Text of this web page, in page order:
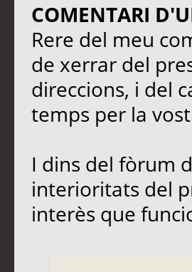
COMENTARI
Rere del meu
de xerrar del
direccions, i del
temps per la
I dins del fòrum
interioritats del
interès que